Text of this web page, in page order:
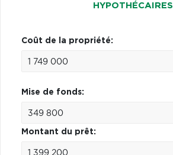
HYPOTHÉCAIRES
Coût de la propriété:
Mise de fonds:
Montant du prêt: